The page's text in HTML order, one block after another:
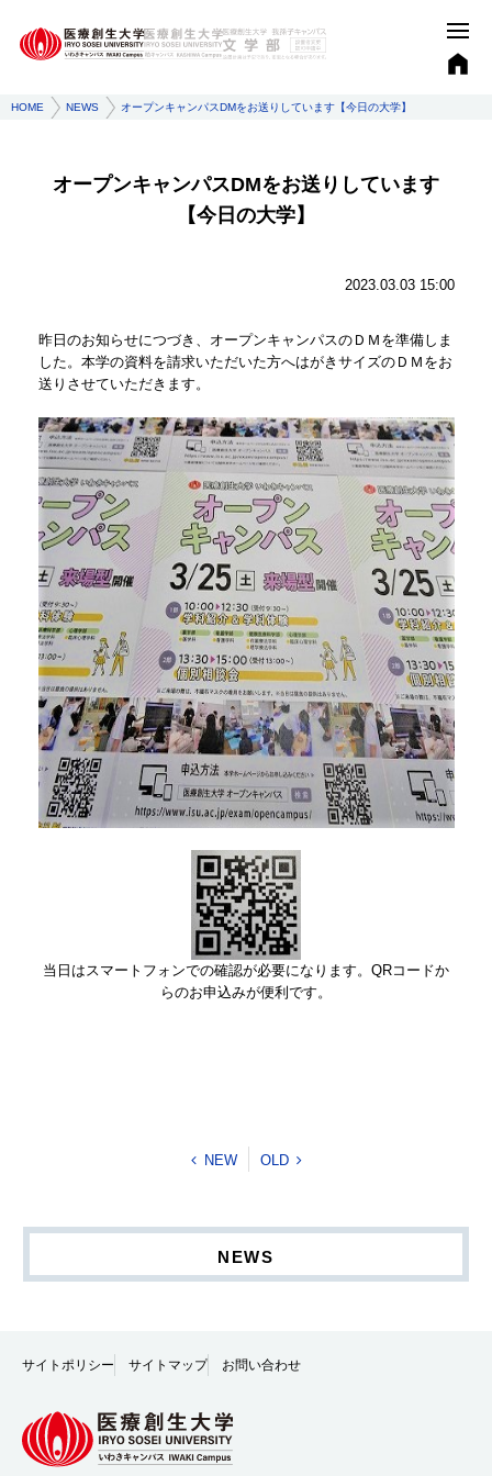
HOME NEWS オープンキャンパスDMをお送りしています【今日の大学】
オープンキャンパスDMをお送りしています
【今日の大学】
2023.03.03 15:00
昨日のお知らせにつづき、オープンキャンパスのＤＭを準備しま
した。本学の資料を請求いただいた方へはがきサイズのＤＭをお
送りさせていただきます。
当日はスマートフォンでの確認が必要になります。QRコードか
らのお申込みが便利です。
NEW OLD
NEWS
サイトポリシー サイトマップ お問い合わせ